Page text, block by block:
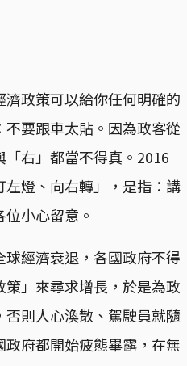
政策可以給你任何明確的
要跟車太貼。因為政客從
右」都當不得真。2016
燈、向右轉」，是指：講
小心留意。
經濟衰退，各國政府不得
」來尋求增長，於是為政
則人心渙散、駕駛員就隨
府都開始疲態畢露，在無